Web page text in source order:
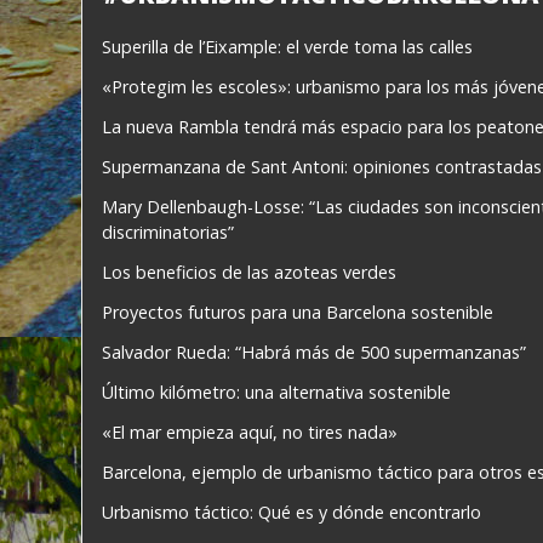
Superilla de l’Eixample: el verde toma las calles
«Protegim les escoles»: urbanismo para los más
La nueva Rambla tendrá más espacio para los
Supermanzana de Sant Antoni: opiniones contrastadas
Mary Dellenbaugh-Losse: “Las ciudades son
discriminatorias”
Los beneficios de las azoteas verdes
Proyectos futuros para una Barcelona sostenible
Salvador Rueda: “Habrá más de 500 supermanzanas”
Último kilómetro: una alternativa sostenible
«El mar empieza aquí, no tires nada»
Barcelona, ejemplo de urbanismo táctico para otros
Urbanismo táctico: Qué es y dónde encontrarlo